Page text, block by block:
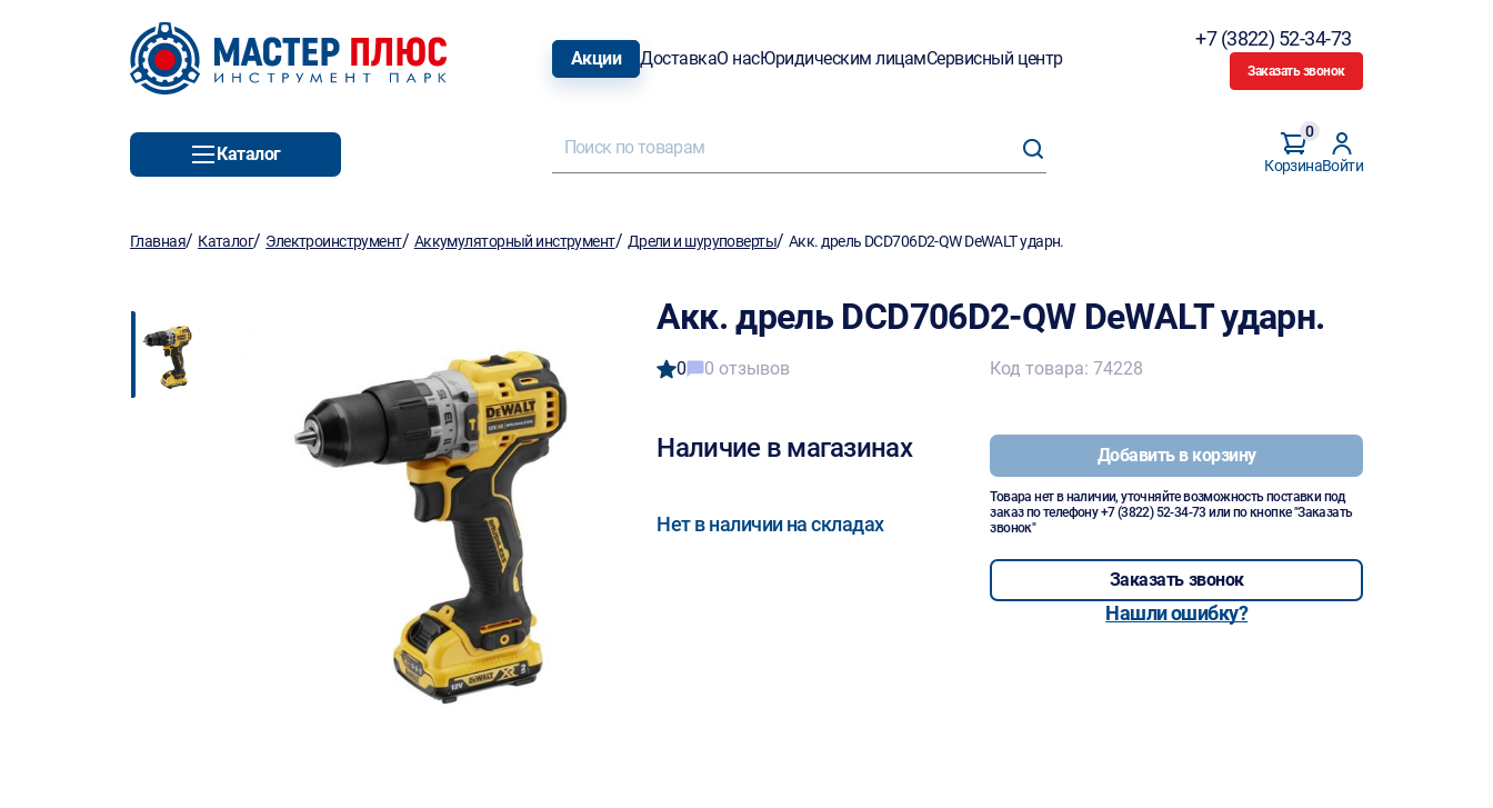
Акции ДоставкаО насЮридическим лицамСервисный центр
+7 (3822) 52-34-73
Заказать звонок
Каталог
Корзина
0
Войти
Главная/ Каталог/ Электроинструмент/ Аккумуляторный инструмент/ Дрели и шуруповерты/Акк. дрель DCD706D2-QW DeWALT ударн.
Акк. дрель DCD706D2-QW DeWALT ударн.
0 0 отзывов
Наличие в магазинах
Нет в наличии на складах
Код товара: 74228
Добавить в корзину
Товара нет в наличии, уточняйте возможность поставки под
заказ по телефону+7 (3822) 52-34-73 или по кнопке "Заказать
звонок"
Заказать звонок
Нашли ошибку?